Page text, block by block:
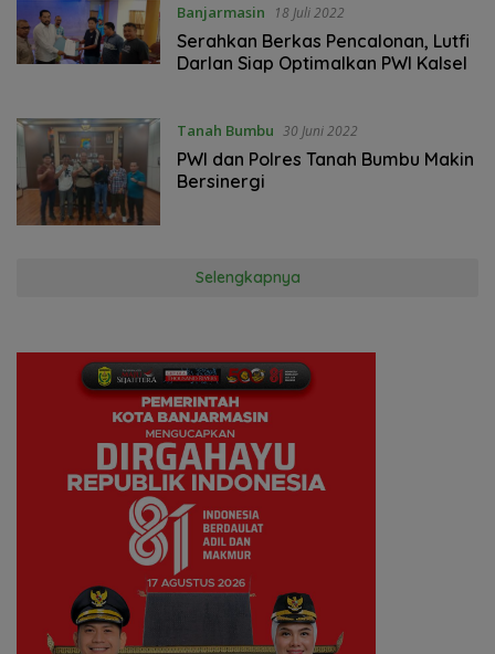
Banjarmasin 18 Juli 2022
Serahkan Berkas Pencalonan, Lutfi
Darlan Siap Optimalkan PWI Kalsel
Tanah Bumbu 30 Juni 2022
PWI dan Polres Tanah Bumbu Makin
Bersinergi
Selengkapnya